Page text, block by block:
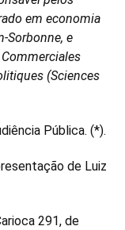
em economia
Sorbonne, e
(Sciences
Pública. (*).
de Luiz
291, de